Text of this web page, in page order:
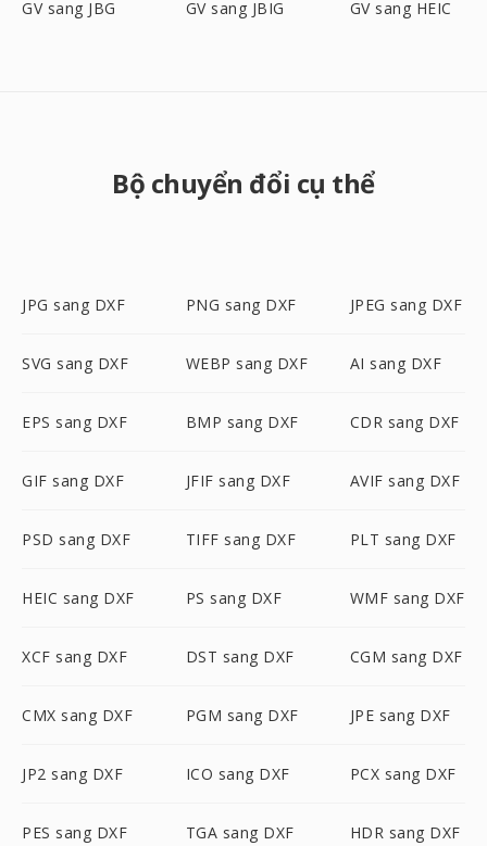
GV sang JBG GV sang JBIG GV sang HEIC
Bộ chuyển đổi cụ thể
JPG sang DXF PNG sang DXF JPEG sang DXF
SVG sang DXF WEBP sang DXF AI sang DXF
EPS sang DXF BMP sang DXF CDR sang DXF
GIF sang DXF JFIF sang DXF AVIF sang DXF
PSD sang DXF TIFF sang DXF PLT sang DXF
HEIC sang DXF PS sang DXF WMF sang DXF
XCF sang DXF DST sang DXF CGM sang DXF
CMX sang DXF PGM sang DXF JPE sang DXF
JP2 sang DXF ICO sang DXF PCX sang DXF
PES sang DXF TGA sang DXF HDR sang DXF